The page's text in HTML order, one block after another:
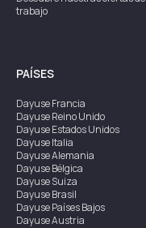
trabajo
PAÍSES
DayuseFrancia
DayuseReino Unido
DayuseEstados Unidos
DayuseItalia
DayuseAlemania
DayuseBélgica
DayuseSuiza
DayuseBrasil
DayusePaíses Bajos
DayuseAustria